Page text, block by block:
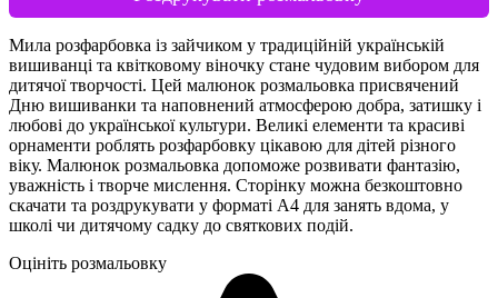
Мила розфарбовка із зайчиком у традиційній українській
вишиванці та квітковому віночку стане чудовим вибором для
дитячої творчості. Цей малюнок розмальовка присвячений
Дню вишиванки та наповнений атмосферою добра, затишку і
любові до української культури. Великі елементи та красиві
орнаменти роблять розфарбовку цікавою для дітей різного
віку. Малюнок розмальовка допоможе розвивати фантазію,
уважність і творче мислення. Сторінку можна безкоштовно
скачати та роздрукувати у форматі А4 для занять вдома, у
школі чи дитячому садку до святкових подій.
Оцініть розмальовку